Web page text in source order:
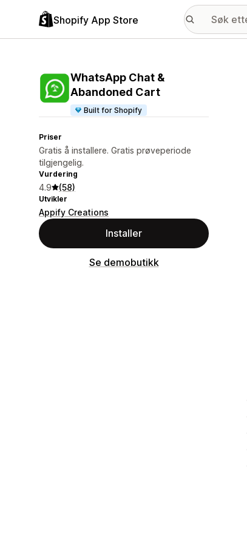
Shopify App Store
WhatsApp Chat &
Abandoned Cart
Built for Shopify
Priser
Gratis å installere. Gratis prøveperiode
tilgjengelig.
Vurdering
4.9 (58)
Utvikler
Appify Creations
Installer
Se demobutikk